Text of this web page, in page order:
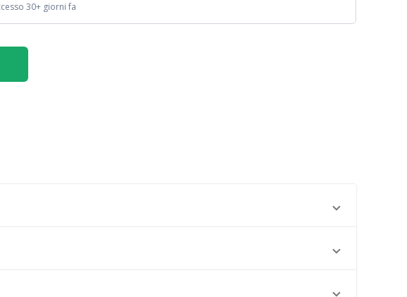
fatto alcuni lavoretti nel tempo libero come baby sitter e pet
per tre anni ho lavorato in un bar,ho dato le dimissioni da poco al
30+ giorni fa